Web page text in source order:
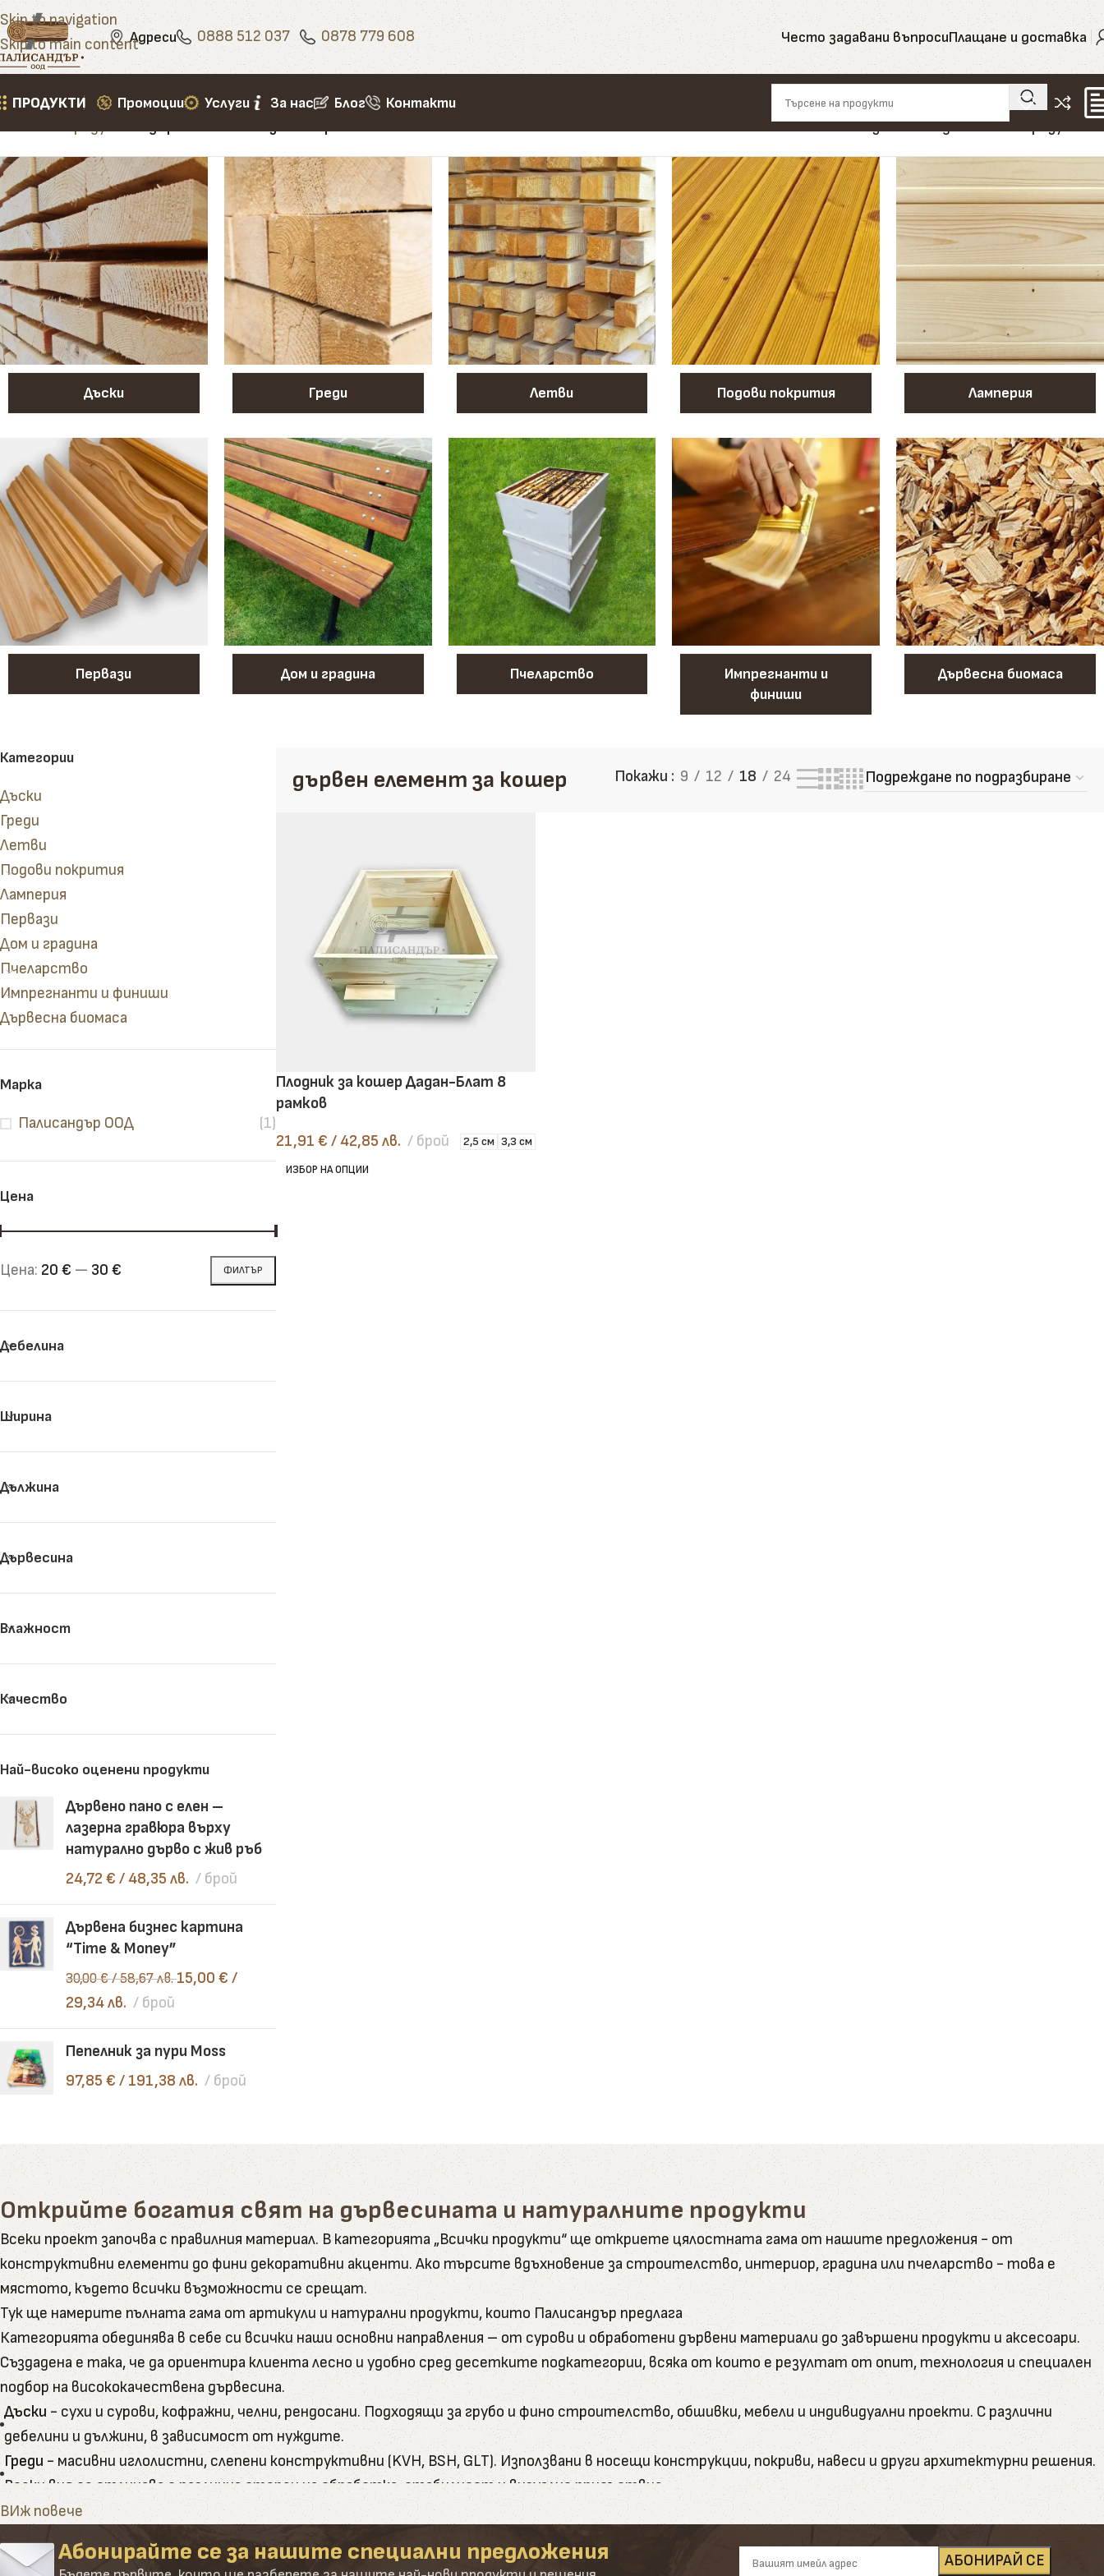
Skip to navigation
Skip to main contentАдреси 0888 512 037 0878 779 608 Често задавани въпросиПлащане и доставка
ПРОДУКТИ
Сухи и сурови дъски Кофражни дъски
Рендосани дъски
Избери здравина, точност и качество – разгледай и
Промоции Услуги За нас Блог Контакти
Начало»Продукти»дървен елемент за кошер Показване на единствения резултат
Дъски Греди Летви Подови покрития Ламперия
Первази Дом и градина Пчеларство
Импрегнанти и
финиши
Дървесна биомаса
Категории
Дъски
Греди
Летви
Подови покрития
Ламперия
Первази
Дом и градина
Пчеларство
Импрегнанти и финиши
Дървесна биомаса
Марка
Палисандър ООД (1)
Цена
ФИЛТЪР
Цена: 20 € — 30 €
Дебелина
Ширина
Дължина
Дървесина
Влажност
Качество
Най-високо оценени продукти
Дървено пано с елен –
лазерна гравюра върху
натурално дърво с жив ръб
24,72 € / 48,35 лв. брой
Дървена бизнес картина
“Time & Money”
30,00€/ 58,67 лв.15,00 € /
29,34 лв.
брой
Пепелник за пури Moss
97,85 € / 191,38 лв. брой
дървен елемент за кошер Покажи 9 12 18 24
Плодник за кошер Дадан-Блат 8
рамков
21,91 € / 42,85 лв. брой 2,5 см 3,3 см
ИЗБОР НА ОПЦИИ
Открийте богатия свят на дървесината и натуралните продукти
Всеки проект започва с правилния материал. В категорията „Всички продукти“ ще откриете цялостната гама от нашите предложения - от
конструктивни елементи до фини декоративни акценти. Ако търсите вдъхновение за строителство, интериор, градина или пчеларство - това е
мястото, където всички възможности се срещат.
Тук ще намерите пълната гама от артикули и натурални продукти, които Палисандър предлага
Категорията обединява в себе си всички наши основни направления – от сурови и обработени дървени материали до завършени продукти и аксесоари.
Създадена е така, че да ориентира клиента лесно и удобно сред десетките подкатегории, всяка от които е резултат от опит, технология и специален
подбор на висококачествена дървесина.
Дъски- сухи и сурови, кофражни, челни, рендосани. Подходящи за грубо и фино строителство, обшивки, мебели и индивидуални проекти. С различни
дебелини и дължини, в зависимост от нуждите.
Греди - масивни иглолистни, слепени конструктивни (KVH, BSH, GLT). Използвани в носещи конструкции, покриви, навеси и други архитектурни решения.
Всеки вид се отличава с различна степен на обработка, стабилност и визуално присъствие.
Летви- в разнообразие от размери и приложения - от подпори до довършителни детайли. Включват както обикновени бичени, така и калибровани за по-
Подови покрития- дюшеме и декинг от естествена иглолистна дървесина - бял бор и лиственица. За вътрешни подове и външни настилки. Декингът е
ВИж повече
Абонирайте се за нашите специални предложения